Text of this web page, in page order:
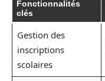
Fonctionnalités
clés
Gestion des
inscriptions
scolaires